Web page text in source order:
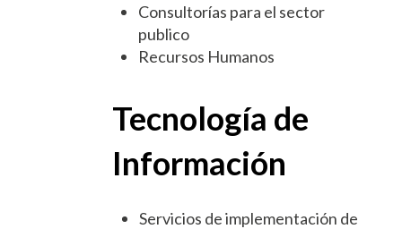
Consultorías para el sector
publico
Recursos Humanos
Tecnología de
Información
Servicios de implementación de